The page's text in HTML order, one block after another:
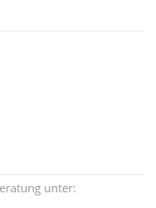
unter: